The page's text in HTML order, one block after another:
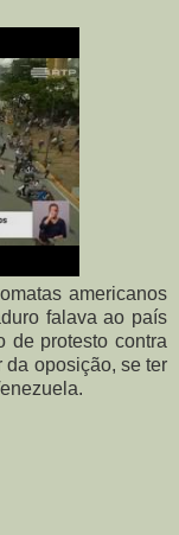
americanos
falava ao país
de protesto contra
da oposição, se ter